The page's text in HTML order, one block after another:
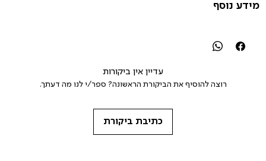
מידע נוסף
עדיין אין ביקורות
רוצה להוסיף את הביקורת הראשונה? ספר/י לנו מה דעתך.
כתיבת ביקורת